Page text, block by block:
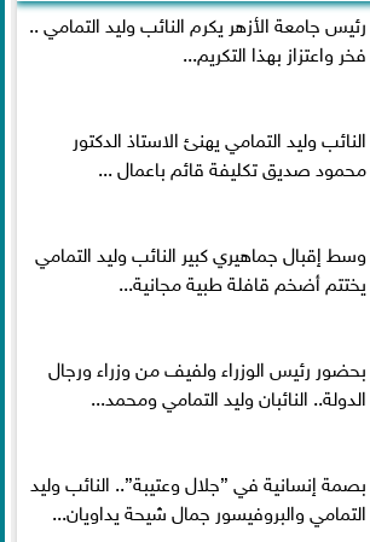
رئيس جامعة الأزهر يكرم النائب وليد التمامي ..
فخر واعتزاز بهذا التكريم...
النائب وليد التمامي يهنئ الاستاذ الدكتور
محمود صديق تكليفة قائم باعمال ...
وسط إقبال جماهيري كبير النائب وليد التمامي
يختتم أضخم قافلة طبية مجانية...
بحضور رئيس الوزراء ولفيف من وزراء ورجال
الدولة.. النائبان وليد التمامي ومحمد...
بصمة إنسانية في ”جلال وعتيبة”.. النائب وليد
التمامي والبروفيسور جمال شيحة يداويان...